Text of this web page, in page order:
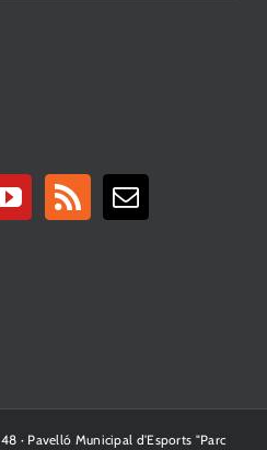
· Pavelló Municipal d'Esports "Parc